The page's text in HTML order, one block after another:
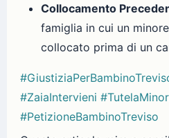
Collocamento
famiglia in cui un
collocato prima di un
#ZaiaIntervieni
#PetizioneBambinoTreviso